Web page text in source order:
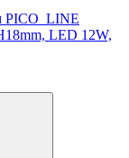
PICO_LINE
LED 12W,